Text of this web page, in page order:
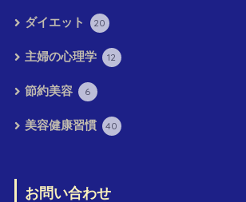
ダイエット 20
主婦の心理学 12
節約美容 6
美容健康習慣 40
お問い合わせ